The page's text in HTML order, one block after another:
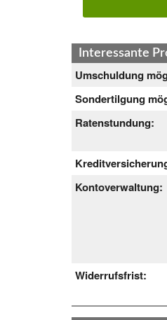
Interessante
Umschuldung
Sondertilgung
Ratenstundung:
Kontoverwaltung:
Widerrufsfrist: